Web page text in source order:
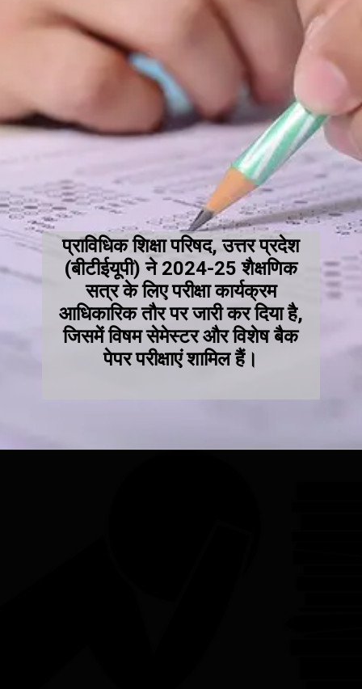
प्राविधिक शिक्षा परिषद, उत्तर प्रदेश
(बीटीईयूपी) ने 2024-25 शैक्षणिक
सत्र के लिए परीक्षा कार्यक्रम
आधिकारिक तौर पर जारी कर दिया है,
जिसमें विषम सेमेस्टर और विशेष बैक
पेपर परीक्षाएं शामिल हैं।